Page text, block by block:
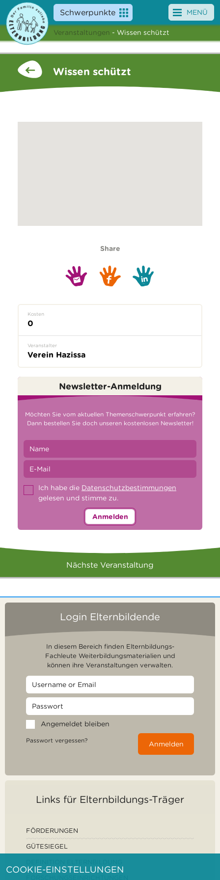
Schwerpunkte
Angebote
Veranstaltungen
MENÜ
Veranstaltungen - Wissen schützt
Wissen schützt
Share
Kosten
0
Veranstalter
Verein Hazissa
Newsletter-Anmeldung
Möchten Sie vom aktuellen Themenschwerpunkt erfahren?
Dann bestellen Sie doch unseren kostenlosen Newsletter!
Ich habe die Datenschutzbestimmungen
gelesen und stimme zu.
Anmelden
Nächste Veranstaltung
Login Elternbildende
In diesem Bereich finden Elternbildungs-
Fachleute Weiterbildungsmaterialien und
können ihre Veranstaltungen verwalten.
Angemeldet bleiben
Passwort vergessen? Anmelden
Links für Elternbildungs-Träger
FÖRDERUNGEN
GÜTESIEGEL
COOKIE-EINSTELLUNGEN